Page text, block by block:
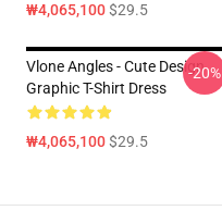
₩4,065,100$29.5
Vlone Angles - Cute Design
Graphic T-Shirt Dress
₩4,065,100$29.5
-20%